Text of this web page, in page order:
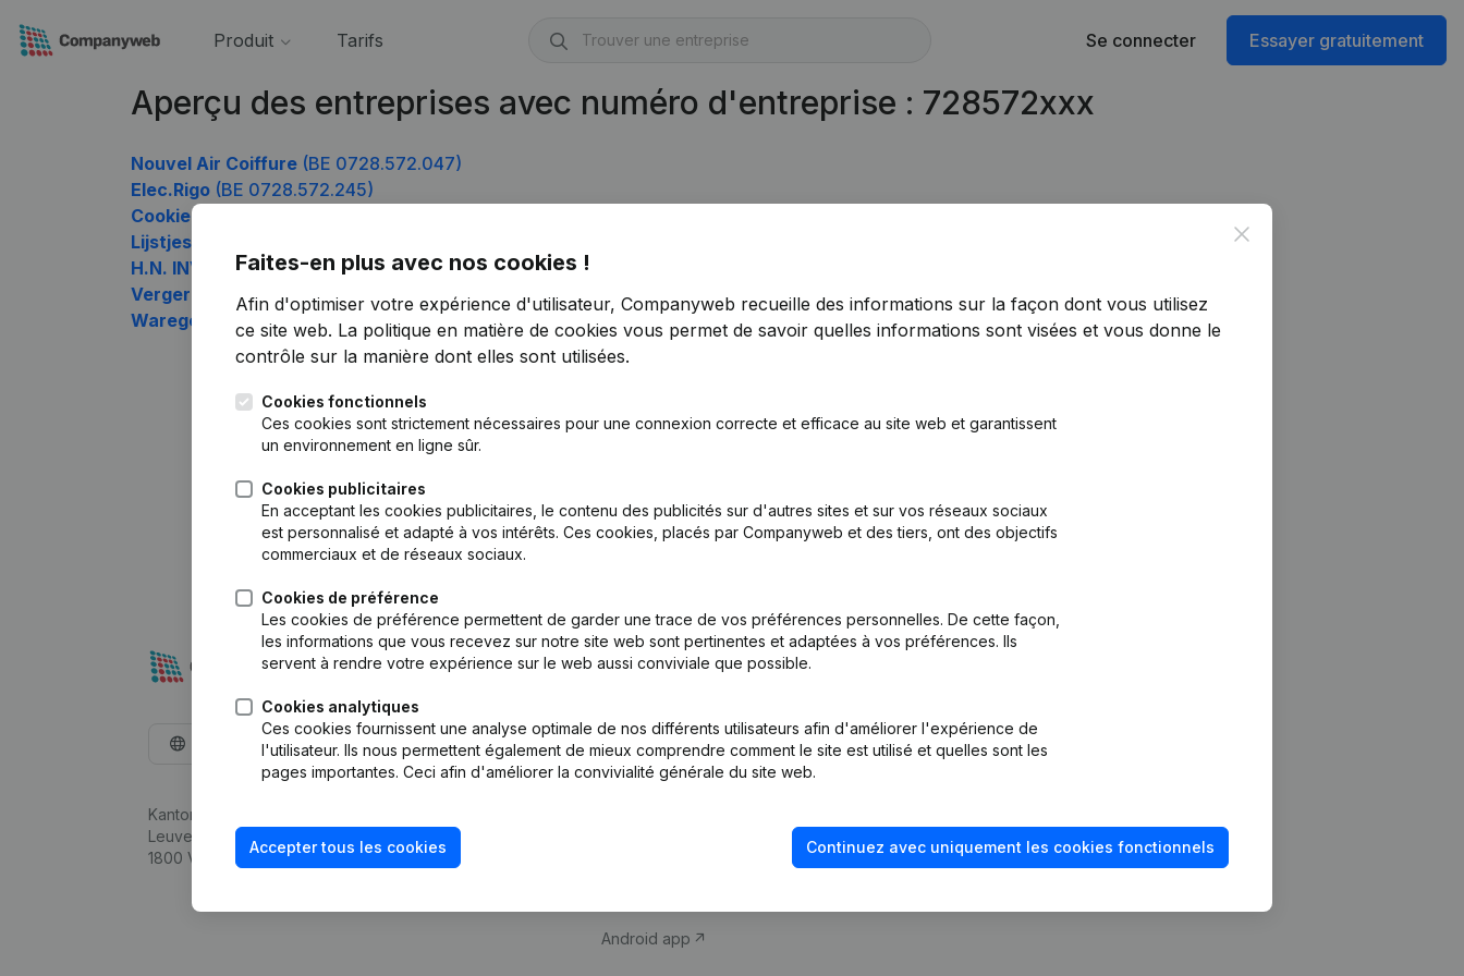
Produit Tarifs Se connecter Essayer gratuitement
Aperçu des entreprises avec numéro d'entreprise : 728572xxx
Nouvel Air Coiffure (BE 0728.572.047)
Elec.Rigo (BE 0728.572.245)
Cookie's
Lijstjestijd
H.N. INVEST(BE 0728.572.542)
Verger Conservatoire des Houlpays
(BE 0728.572.641)
Waregemse Biervrienden
(BE 0728.572.740)
Close
Faites-en plus avec nos cookies !
Afin d'optimiser votre expérience d'utilisateur, Companyweb recueille des informations sur la façon dont vous utilisez
ce site web. La politique en matière de cookies vous permet de savoir quelles informations sont visées et vous donne le
contrôle sur la manière dont elles sont utilisées.
Cookies fonctionnels
Ces cookies sont strictement nécessaires pour une connexion correcte et efficace au site web et garantissent
un environnement en ligne sûr.
Cookies publicitaires
En acceptant les cookies publicitaires, le contenu des publicités sur d'autres sites et sur vos réseaux sociaux
est personnalisé et adapté à vos intérêts. Ces cookies, placés par Companyweb et des tiers, ont des objectifs
commerciaux et de réseaux sociaux.
Cookies de préférence
Les cookies de préférence permettent de garder une trace de vos préférences personnelles. De cette façon,
les informations que vous recevez sur notre site web sont pertinentes et adaptées à vos préférences. Ils
servent à rendre votre expérience sur le web aussi conviviale que possible.
Cookies analytiques
Ces cookies fournissent une analyse optimale de nos différents utilisateurs afin d'améliorer l'expérience de
l'utilisateur. Ils nous permettent également de mieux comprendre comment le site est utilisé et quelles sont les
pages importantes. Ceci afin d'améliorer la convivialité générale du site web.
Accepter tous les cookies Continuez avec uniquement les cookies fonctionnels
Français
Kantorenpark Everest
Leuvensesteenweg 248D,
1800 Vilvoorde
Produit
d’entreprise
Monitoring
Android app
fraude
Consulter des comptes annuels
Vérification de la solvabilité